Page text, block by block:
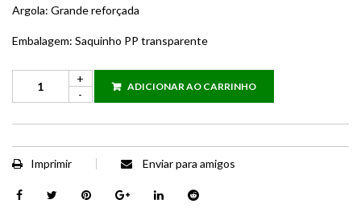
Argola: Grande reforçada
Embalagem: Saquinho PP transparente
ADICIONAR AO CARRINHO
Imprimir Enviar para amigos